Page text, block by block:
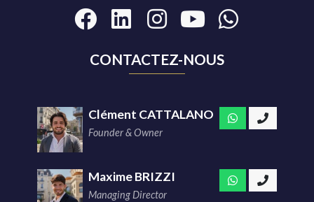
CONTACTEZ-NOUS
Clément CATTALANO
Founder & Owner
Maxime BRIZZI
Managing Director